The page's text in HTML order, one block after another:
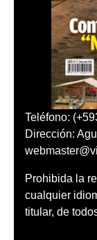
Teléfono:
Dirección:
Prohibida la
cualquier
titular, de